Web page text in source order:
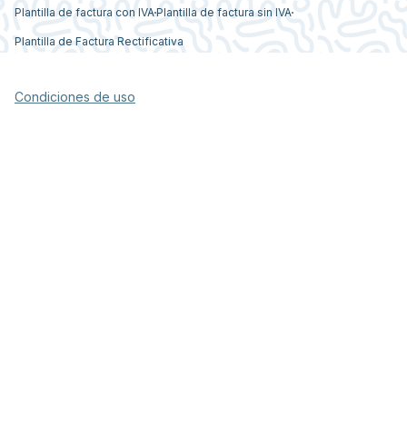
Plantilla de factura con IVAPlantilla de factura sin IVA
Plantilla de Factura Rectificativa
Condiciones de uso